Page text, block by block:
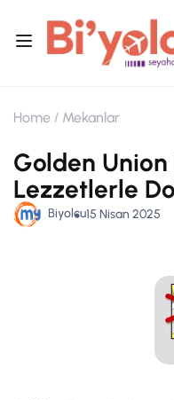
Home Mekanlar
Golden Union
Lezzetlerle
Biyolcu15 Nisan 2025